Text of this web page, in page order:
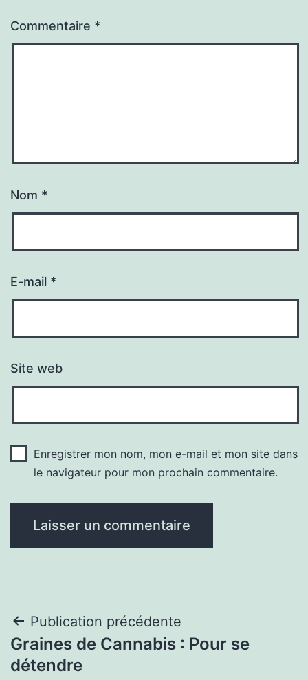
Commentaire *
Nom *
E-mail *
Site web
Enregistrer mon nom, mon e-mail et mon site dans
le navigateur pour mon prochain commentaire.
Navigation
de
Publication précédente
Graines de Cannabis : Pour se
détendre